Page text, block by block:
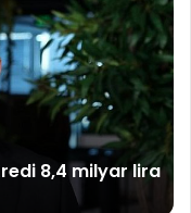
8,4 milyar lira